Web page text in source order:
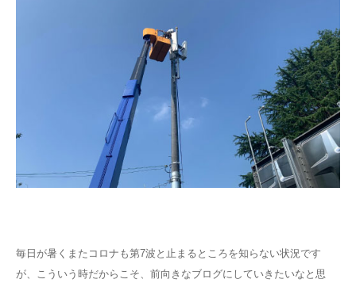
毎日が暑くまたコロナも第7波と止まるところを知らない状況です
が、こういう時だからこそ、前向きなブログにしていきたいなと思